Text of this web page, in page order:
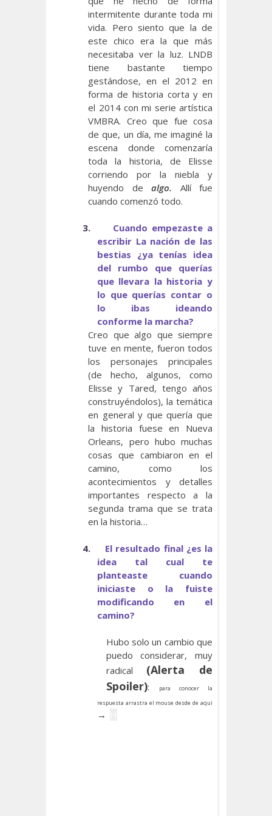
intermitente durante toda mi
vida. Pero siento que la de
este chico era la que más
necesitaba ver la luz. LNDB
tiene bastante tiempo
gestándose, en el 2012 en
forma de historia corta y en
el 2014 con mi serie artística
VMBRA. Creo que fue cosa
de que, un día, me imaginé la
escena donde comenzaría
toda la historia, de Elisse
corriendo por la niebla y
huyendo dealgo. Allí fue
cuando comenzó todo.
3.
Cuando empezaste a
escribir La nación de las
bestias ¿ya tenías idea
del rumbo que querías
que llevara la historia y
lo que querías contar o
lo ibas ideando
conforme la marcha?
Creo que algo que siempre
tuve en mente, fueron todos
los personajes principales
(de hecho, algunos, como
Elisse y Tared, tengo años
construyéndolos), la temática
en general y que quería que
la historia fuese en Nueva
Orleans, pero hubo muchas
cosas que cambiaron en el
camino, como los
acontecimientos y detalles
importantes respecto a la
segunda trama que se trata
en la historia…
4.
El resultado final ¿es la
idea tal cual te
planteaste cuando
iniciaste o la fuiste
modificando en el
camino?
Hubo solo un cambio que
puedo considerar, muy
radical (Alerta de
Spoiler):
para conocer la
respuesta arrastra el mouse desde de aquí
→